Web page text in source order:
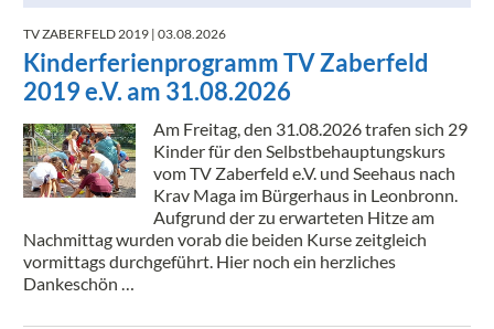
TV ZABERFELD 2019 | 03.08.2026
Kinderferienprogramm TV Zaberfeld
2019 e.V. am 31.08.2026
Am Freitag, den 31.08.2026 trafen sich 29
Kinder für den Selbstbehauptungskurs
vom TV Zaberfeld e.V. und Seehaus nach
Krav Maga im Bürgerhaus in Leonbronn.
Aufgrund der zu erwarteten Hitze am
Nachmittag wurden vorab die beiden Kurse zeitgleich
vormittags durchgeführt. Hier noch ein herzliches
Dankeschön …